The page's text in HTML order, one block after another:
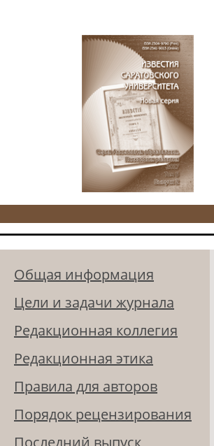
Общая информация
Цели и задачи журнала
Редакционная коллегия
Редакционная этика
Правила для авторов
Порядок рецензирования